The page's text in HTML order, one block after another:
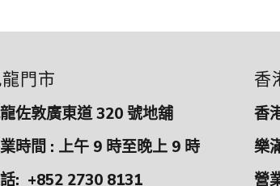
門市
佐敦廣東道 320 號地舖
時間 : 上午 9 時至晚上 9 時
: +852 2730 8131
香
香
樂
營